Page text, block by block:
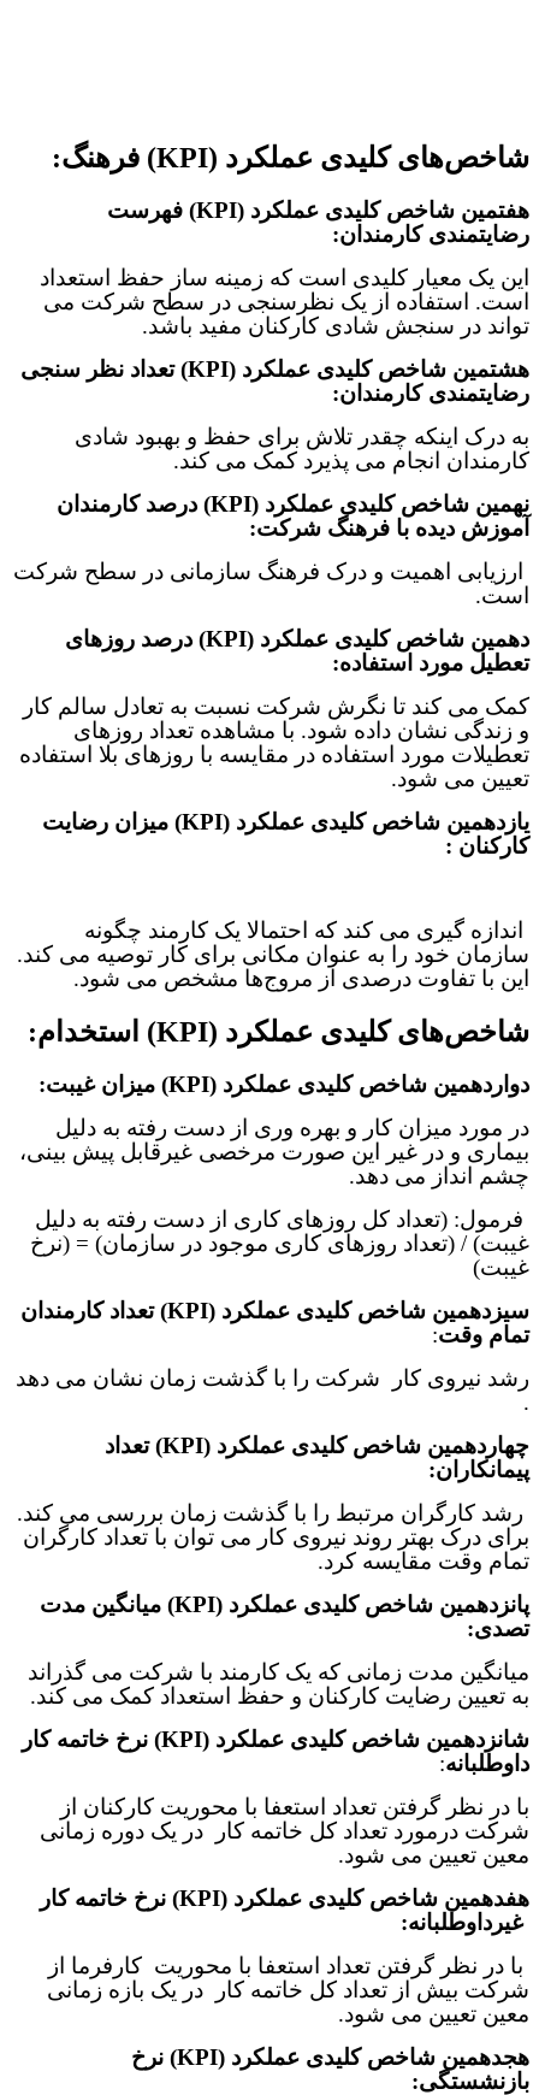
شاخص‌های کلیدی عملکرد (KPI) فرهنگ:
هفتمین شاخص‌ کلیدی عملکرد (KPI
) فهرست
رضایتمندی کارمندان:
این یک معیار کلیدی است که زمینه ساز حفظ استعداد
است. استفاده از یک نظرسنجی در سطح شرکت می
تواند در سنجش شادی کارکنان مفید باشد.
هشتمین شاخص‌ کلیدی عملکرد (KPI
)تعداد نظر سنجی
رضایتمندی کارمندان:
به درک اینکه چقدر تلاش برای حفظ و بهبود شادی
کارمندان انجام می پذیرد کمک می کند.
نهمین شاخص‌ کلیدی عملکرد (KPI
) درصد کارمندان
آموزش دیده با فرهنگ شرکت:
ارزیابی اهمیت و درک فرهنگ سازمانی در سطح شرکت
است.
دهمین شاخص‌ کلیدی عملکرد (KPI
) درصد روزهای
تعطیل مورد استفاده:
کمک می کند تا نگرش شرکت نسبت به تعادل سالم کار
و زندگی نشان داده شود. با مشاهده تعداد روزهای
تعطیلات مورد استفاده در مقایسه با روزهای بلا استفاده
تعیین می شود.
یازدهمین شاخص‌ کلیدی عملکرد (KPI
) میزان رضایت
کارکنان :
اندازه گیری می کند که احتمالا یک کارمند چگونه
سازمان خود را به عنوان مکانی برای کار توصیه می کند.
این با تفاوت درصدی از مروج‌ها مشخص می شود.
شاخص‌های کلیدی عملکرد (KPI) استخدام:
دواردهمین شاخص‌ کلیدی عملکرد (KPI
) میزان غیبت:
در مورد میزان کار و بهره وری از دست رفته به دلیل
بیماری و در غیر این صورت مرخصی غیرقابل پیش بینی،
چشم انداز می دهد.
فرمول: (تعداد کل روزهای کاری از دست رفته به دلیل
غیبت) / (تعداد روزهای کاری موجود در سازمان) = (نرخ
غیبت)
سیزدهمین شاخص‌ کلیدی عملکرد (KPI
)تعداد کارمندان
تمام وقت:
رشد نیروی کار شرکت را با گذشت زمان نشان می دهد
.
چهاردهمین شاخص‌ کلیدی عملکرد (KPI
)تعداد
پیمانکاران:
رشد کارگران مرتبط را با گذشت زمان بررسی می کند.
برای درک بهتر روند نیروی کار می توان با تعداد کارگران
تمام وقت مقایسه کرد.
پانزدهمین شاخص‌ کلیدی عملکرد (KPI
) میانگین مدت
تصدی:
میانگین مدت زمانی که یک کارمند با شرکت می گذراند
به تعیین رضایت کارکنان و حفظ استعداد کمک می کند.
شانزدهمین شاخص‌ کلیدی عملکرد (KPI) نرخ خاتمه کار
داوطلبانه:
با در نظر گرفتن تعداد استعفا با محوریت کارکنان از
شرکت درمورد تعداد کل خاتمه کار در یک دوره زمانی
معین تعیین می شود.
هفدهمین شاخص‌ کلیدی عملکرد (KPI
) نرخ خاتمه کار
غیرداوطلبانه:
با در نظر گرفتن تعداد استعفا با محوریت کارفرما از
شرکت بیش از تعداد کل خاتمه کار در یک بازه زمانی
معین تعیین می شود.
هجدهمین شاخص‌ کلیدی عملکرد (KPI
) نرخ
بازنشستگی: